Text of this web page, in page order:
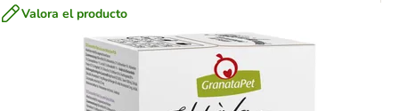
Valora el producto